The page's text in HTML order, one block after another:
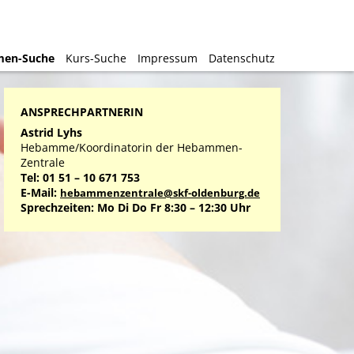
Suche Kurs-Suche Impressum Datenschutz
Suche Kurs-Suche Impressum Datenschutz
ANSPRECHPARTNERIN
Astrid Lyhs
Hebamme/Koordinatorin der Hebammen-
Zentrale
Tel: 01 51 – 10 671 753
E-Mail: hebammenzentrale@skf-oldenburg.de
Sprechzeiten: Mo Di Do Fr 8:30 – 12:30 Uhr